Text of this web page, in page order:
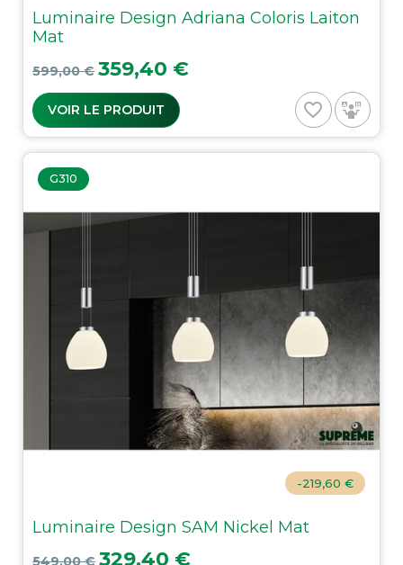
Luminaire Design Adriana Coloris Laiton
Mat
Prix de base
599,00 € Prix
359,40 €
VOIR LE PRODUIT favorite_border
G310
-219,60 €
Luminaire Design SAM Nickel Mat
Prix de base
549,00 € Prix
329,40 €